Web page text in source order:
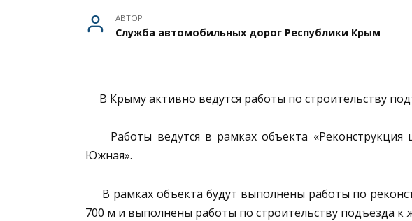
АВТОР
Служба автомобильных дорог Республики Крым
В Крыму активно ведутся работы по строительству
Работы ведутся в рамках объекта «Реконструкция
Южная».
В рамках объекта будут выполнены работы по
700 м и выполнены работы по строительству подъезда